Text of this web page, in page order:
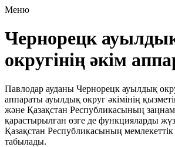
Меню
Чернорецк
округінің әкім
Павлодар ауданы Чернорецк ауылдық
аппараты ауылдық округ әкімінің
және Қазақстан Республикасының
қарастырылған өзге де функцияларды
Қазақстан Республикасының
табылады.